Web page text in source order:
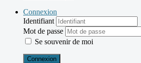
Connexion
Identifiant
Mot de passe
Se souvenir de moi
Connexion